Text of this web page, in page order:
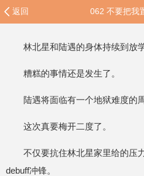
返回 062 不要把我
林北星和陆遇的身体持续到放
糟糕的事情还是发生了。
陆遇将面临有一个地狱难度的周
这次真要梅开二度了。
不仅要抗住林北星家里给的压
debuff冲锋。